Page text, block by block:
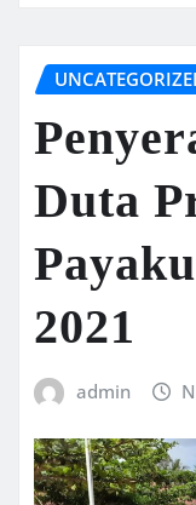
Duta
2021
admin